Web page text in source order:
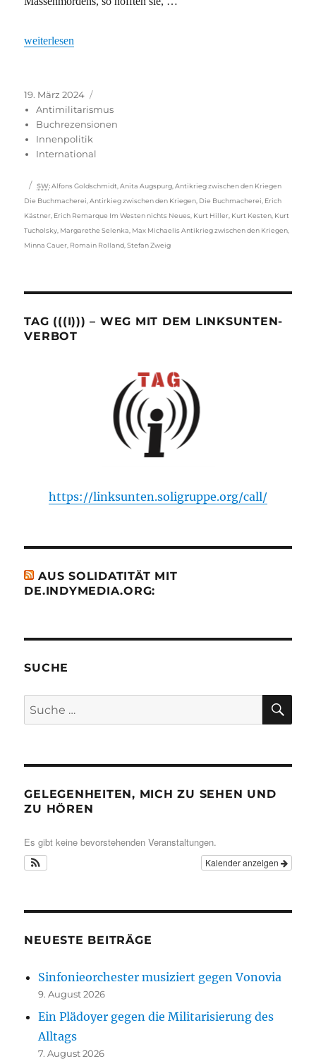
„Nie war unsere Einsamkeit hilfloser“
weiterlesen
Veröffentlicht
am
19. März 2024
Antimilitarismus
Buchrezensionen
Innenpolitik
International
Schlagwörter
SW: Alfons Goldschmidt ,Anita Augspurg ,Antikrieg zwischen den Kriegen
Die Buchmacherei ,Antirkieg zwischen den Kriegen Die Buchmacherei Erich
Kästner Erich Remarque Im Westen nichts Neues Kurt Hiller Kurt Kesten Kurt
Tucholsky Margarethe Selenka Max Michaelis Antikrieg zwischen den Kriegen
Minna Cauer Romain Rolland ,Stefan Zweig
TAG (((I))) – WEG MIT DEM LINKSUNTEN-
VERBOT
https://linksunten.soligruppe.org/call/
AUS SOLIDATITÄT MIT
DE.INDYMEDIA.ORG:
SUCHE
Suche
nach:
GELEGENHEITEN, MICH ZU SEHEN UND
ZU HÖREN
Es gibt keine bevorstehenden Veranstaltungen.
Kalender anzeigen
NEUESTE BEITRÄGE
Sinfonieorchester musiziert gegen Vonovia
9. August 2026
Ein Plädoyer gegen die Militarisierung des
Alltags
7. August 2026